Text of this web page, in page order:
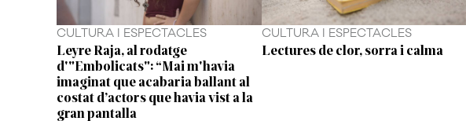
CULTURA I ESPECTACLES
Leyre Raja, al rodatge
d'"Embolicats": “Mai m'havia
imaginat que acabaria ballant al
costat d’actors que havia vist a la
gran pantalla
CULTURA I ESPECTACLES
Lectures de clor, sorra i calma